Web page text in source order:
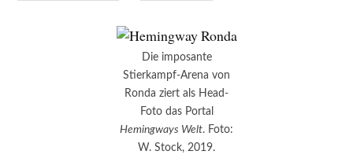
Die imposante
Stierkampf-Arena von
Ronda ziert als Head-
Foto das Portal
Hemingways Welt. Foto:
W. Stock, 2019.